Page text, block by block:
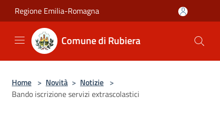
Salta al contenuto principale
Regione Emilia-Romagna
Comune di Rubiera
Home > Novità > Notizie >
Bando iscrizione servizi extrascolastici